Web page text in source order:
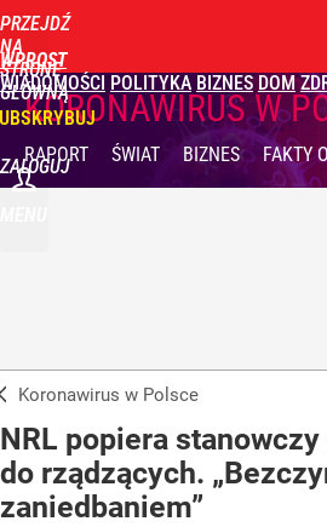
PRZEJDŹ
NA
STRONĘ
GŁÓWNĄ
WPROST
WIADOMOŚCI POLITYKA BIZNES DOM
ZALOGUJ
KORONAWIRUS W
RAPORT ŚWIAT BIZNES FAKTY
Koronawirus w Polsce
NRL popiera
do rządzących.
zaniedbaniem”